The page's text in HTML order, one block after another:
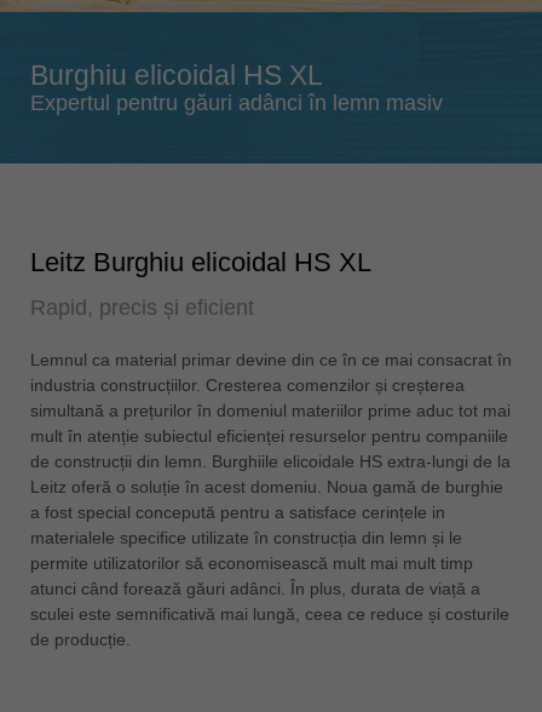
Singapore
Slovenija
slovenski
türkçe
USA
english
Việt Nam
tiếng việt
中国
中文
ประเทศไทย
ไทย
Burghiu elicoidal HS XL
Expertul pentru găuri adânci în lemn masiv
Leitz Burghiu elicoidal HS XL
Rapid, precis și eficient
Lemnul ca material primar devine din ce în ce mai consacrat în
industria construcțiilor. Cresterea comenzilor și creșterea
simultană a prețurilor în domeniul materiilor prime aduc tot mai
mult în atenție subiectul eficienței resurselor pentru companiile
de construcții din lemn. Burghiile elicoidale HS extra-lungi de la
Leitz oferă o soluție în acest domeniu. Noua gamă de burghie
a fost special concepută pentru a satisface cerințele in
materialele specifice utilizate în construcția din lemn și le
permite utilizatorilor să economisească mult mai mult timp
atunci când forează găuri adânci. În plus, durata de viață a
sculei este semnificativă mai lungă, ceea ce reduce și costurile
de producție.